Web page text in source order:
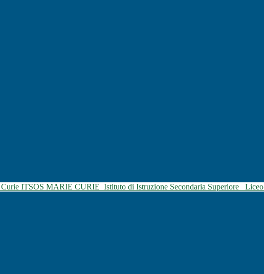
ITSOS MARIE CURIE Istituto di Istruzione Secondaria Superiore